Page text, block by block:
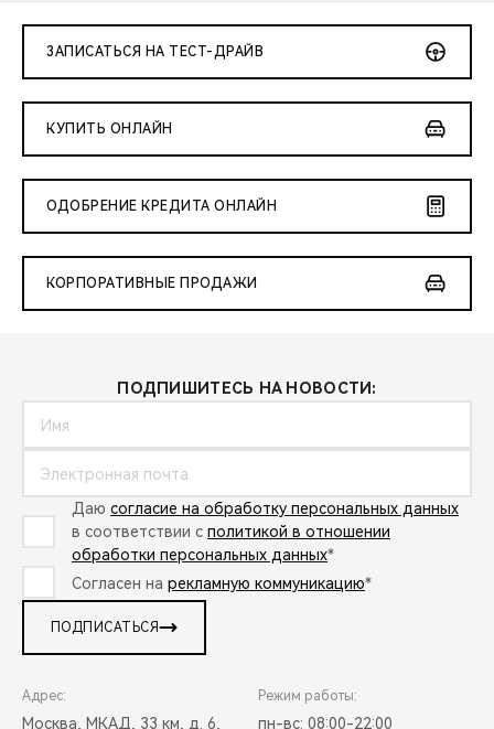
ЗАПИСАТЬСЯ НА ТЕСТ-ДРАЙВ
КУПИТЬ ОНЛАЙН
ОДОБРЕНИЕ КРЕДИТА ОНЛАЙН
КОРПОРАТИВНЫЕ ПРОДАЖИ
ПОДПИШИТЕСЬ НА НОВОСТИ:
Даю согласие на обработку персональных данных
в соответствии с политикой в отношении
обработки персональных данных*
Согласен на рекламную коммуникацию*
ПОДПИСАТЬСЯ
Адрес:
Москва, МКАД, 33 км, д. 6,
Режим работы:
пн-вс: 08:00-22:00